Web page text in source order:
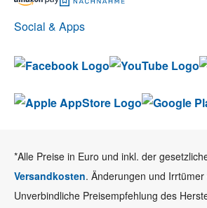
Social & Apps
*Alle Preise in Euro und inkl. der
Versandkosten. Änderungen und
Unverbindliche Preisempfehlung des